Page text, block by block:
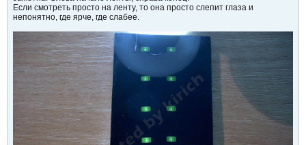
Если смотреть просто на ленту, то она просто слепит глаза и
непонятно, где ярче, где слабее.